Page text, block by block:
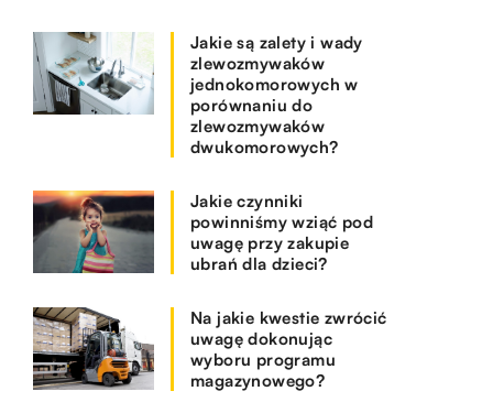
Jakie są zalety i wady
zlewozmywaków
jednokomorowych w
porównaniu do
zlewozmywaków
dwukomorowych?
Jakie czynniki
powinniśmy wziąć pod
uwagę przy zakupie
ubrań dla dzieci?
Na jakie kwestie zwrócić
uwagę dokonując
wyboru programu
magazynowego?